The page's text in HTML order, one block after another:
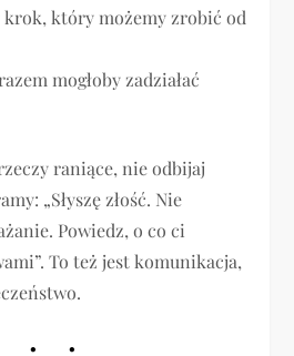
krok, który możemy zrobić od
mogłoby zadziałać
raniące, nie odbijaj
„Słyszę złość. Nie
Powiedz, o co ci
To też jest komunikacja,